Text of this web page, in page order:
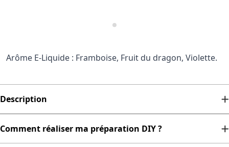
Arôme E-Liquide : Framboise, Fruit du dragon, Violette.
Description
Comment réaliser ma préparation DIY ?